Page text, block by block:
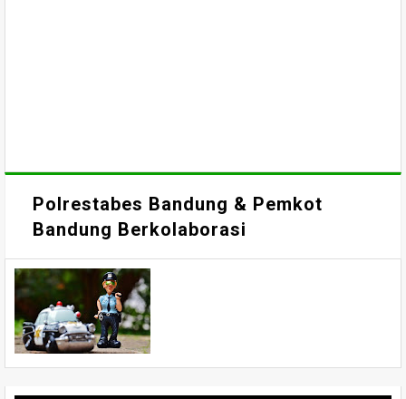
Polrestabes Bandung & Pemkot
Bandung Berkolaborasi